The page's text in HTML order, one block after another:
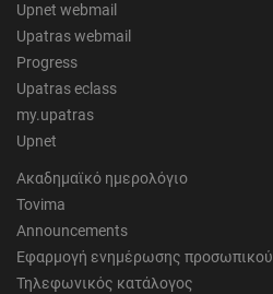
Upnet webmail
Upatras webmail
Progress
Upatras eclass
my.upatras
Upnet
Ακαδημαϊκό ημερολόγιο
Tovima
Announcements
Εφαρμογή ενημέρωσης προσωπικού
Τηλεφωνικός κατάλογος